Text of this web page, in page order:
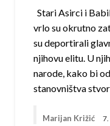
Stari Asirci i
vrlo su okrutno
su deportirali
njihovu elitu. U
narode, kako bi
stanovništva
Marijan Križić 7.